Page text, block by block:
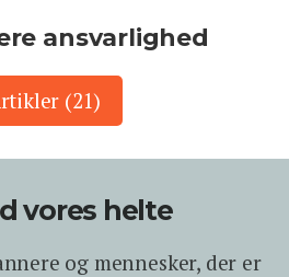
ansvarlighed
(21)
vores helte
og mennesker, der er